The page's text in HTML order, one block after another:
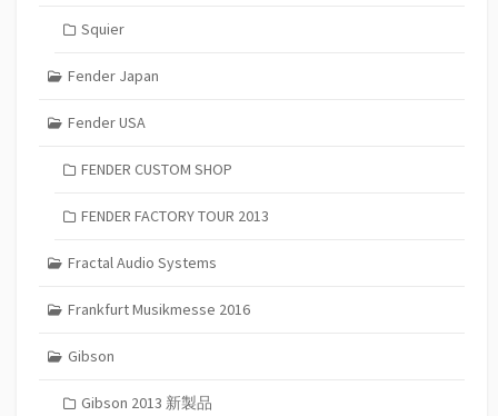
Squier
Fender Japan
Fender USA
FENDER CUSTOM SHOP
FENDER FACTORY TOUR 2013
Fractal Audio Systems
Frankfurt Musikmesse 2016
Gibson
Gibson 2013 新製品